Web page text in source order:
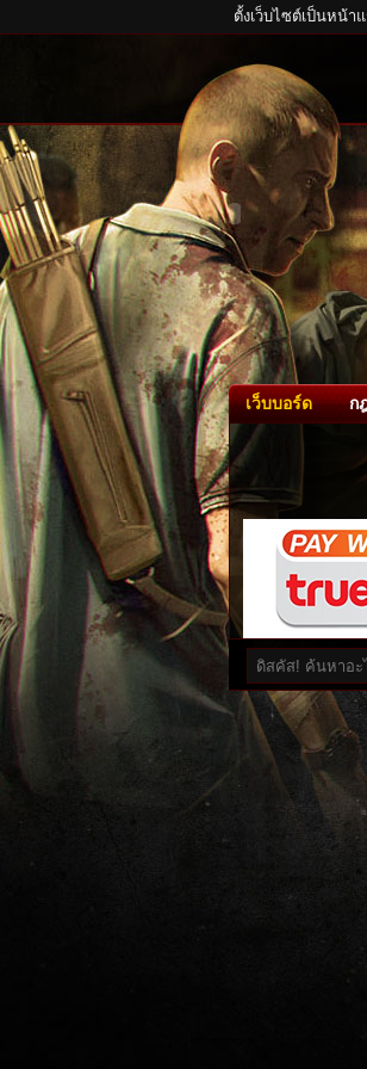
ตั้งเว็บไซต์เป็นหน้า
เว็บบอร์ด ก